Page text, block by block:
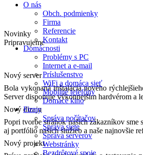
O nás
Obch. podmienky
Firma
Referencie
Kontakt
Domácnosti
Problémy s PC
Internet a e-mail
Príslušenstvo
WiFi a domáca sieť
Mobilné telefóny
Domáce kino
Firmy
Správa počítačov
Správa siete
Správa serverov
Webstránky
Bezdrôtové spoje
Novinky
Pripravujeme
Nový server
Bola vykonaná inštalácia nového
Server disponuje výkonnejším hardvérom a
Nový dizajn
Popri tvorbe stránok našich zákazníkov
aj portfólio našich služieb a naše najnovšie
Nový projekt